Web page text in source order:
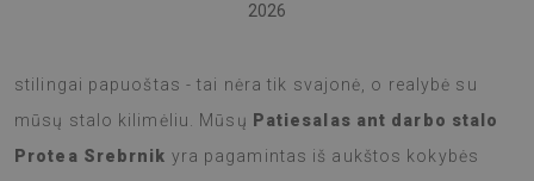
2026
stilingai papuoštas - tai nėra tik svajonė, o realybė su
mūsų stalo kilimėliu. Mūsų Patiesalas ant darbo stalo
Protea Srebrnik yra pagamintas iš aukštos kokybės